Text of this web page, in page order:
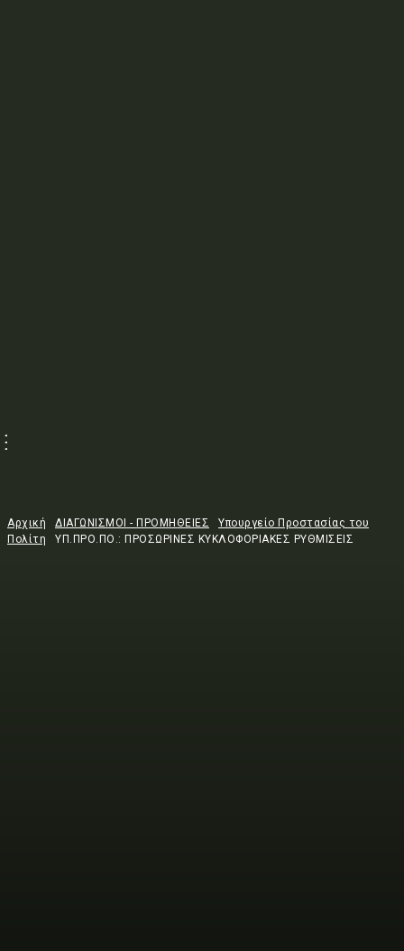
Αρχική ΔΙΑΓΩΝΙΣΜΟΙ - ΠΡΟΜΗΘΕΙΕΣ
Υπουργείο Προστασίας του
Πολίτη
ΥΠ.ΠΡΟ.ΠΟ.: ΠΡΟΣΩΡΙΝΕΣ ΚΥΚΛΟΦΟΡΙΑΚΕΣ ΡΥΘΜΙΣΕΙΣ